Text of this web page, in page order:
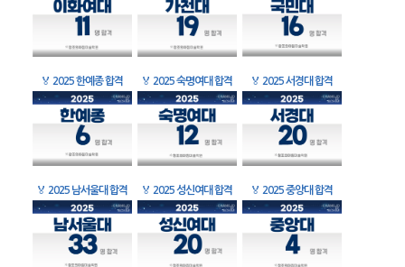
🏅 2025 한예종 합격 🏅 2025 숙명여대 합격 🏅 2025 서경대 합격
🏅 2025 남서울대 합격 🏅 2025 성신여대 합격 🏅 2025 중앙대 합격